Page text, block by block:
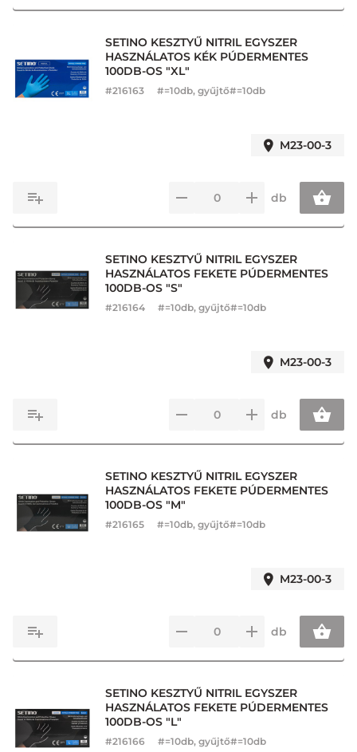
SETINO KESZTYŰ NITRIL EGYSZER
HASZNÁLATOS KÉK PÚDERMENTES
100DB-OS "XL"
#216163 #=10db, gyűjtő#=10db
M23-00-3
db
SETINO KESZTYŰ NITRIL EGYSZER
HASZNÁLATOS FEKETE PÚDERMENTES
100DB-OS "S"
#216164 #=10db, gyűjtő#=10db
M23-00-3
db
SETINO KESZTYŰ NITRIL EGYSZER
HASZNÁLATOS FEKETE PÚDERMENTES
100DB-OS "M"
#216165 #=10db, gyűjtő#=10db
M23-00-3
db
SETINO KESZTYŰ NITRIL EGYSZER
HASZNÁLATOS FEKETE PÚDERMENTES
100DB-OS "L"
#216166 #=10db, gyűjtő#=10db